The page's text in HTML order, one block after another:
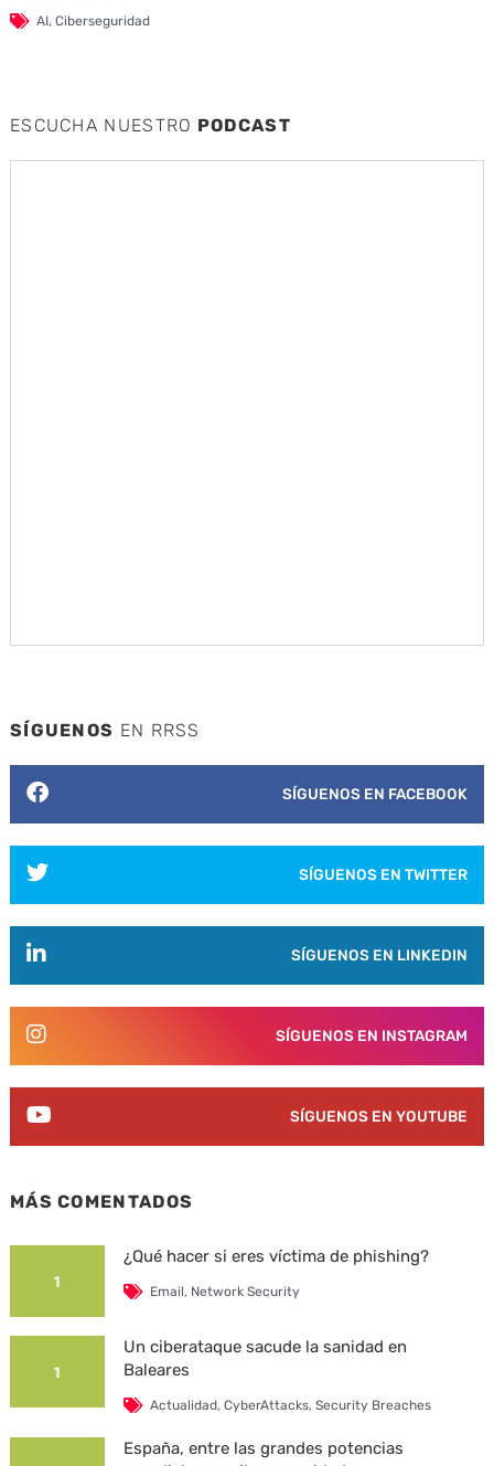
AI, Ciberseguridad
ESCUCHA NUESTRO PODCAST
SÍGUENOS EN RRSS
SÍGUENOS EN FACEBOOK
SÍGUENOS EN TWITTER
SÍGUENOS EN LINKEDIN
SÍGUENOS EN INSTAGRAM
SÍGUENOS EN YOUTUBE
MÁS COMENTADOS
1
¿Qué hacer si eres víctima de phishing?
Email, Network Security
1
Un ciberataque sacude la sanidad en
Baleares
Actualidad,CyberAttacks,Security Breaches
España, entre las grandes potencias